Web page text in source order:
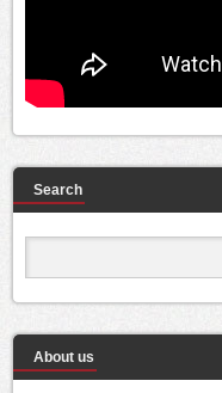
Search
About us